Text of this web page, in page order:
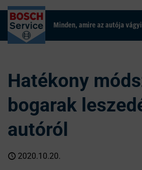
Minden, amire az autója
Hatékony
bogarak
autóról
2020.10.20.